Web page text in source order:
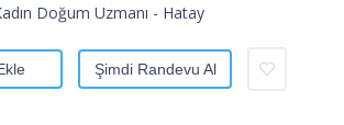
Doğum Uzmanı - Hatay
Şimdi Randevu Al